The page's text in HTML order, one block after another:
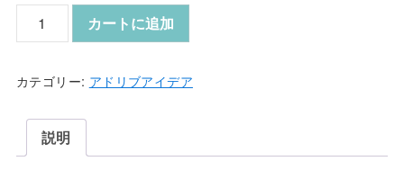
Whole
Tone
Licks
個
カートに追加
カテゴリー: アドリブアイデア
説明